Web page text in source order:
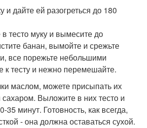
и дайте ей разогреться до 180
тесто муку и вымесите до
банан, вымойте и срежьте
все порежьте небольшими
к тесту и нежно перемешайте.
маслом, можете присыпать их
сахаром. Выложите в них тесто и
35 минут. Готовность, как всегда,
- она должна оставаться сухой.